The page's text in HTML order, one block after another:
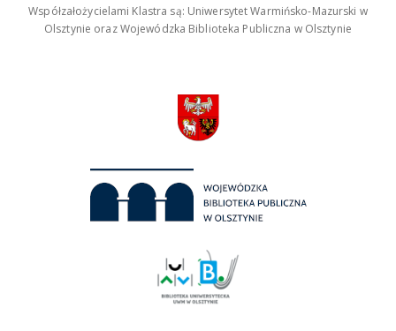
Współzałożycielami Klastra są: Uniwersytet Warmińsko-Mazurski w
Olsztynie oraz Wojewódzka Biblioteka Publiczna w Olsztynie